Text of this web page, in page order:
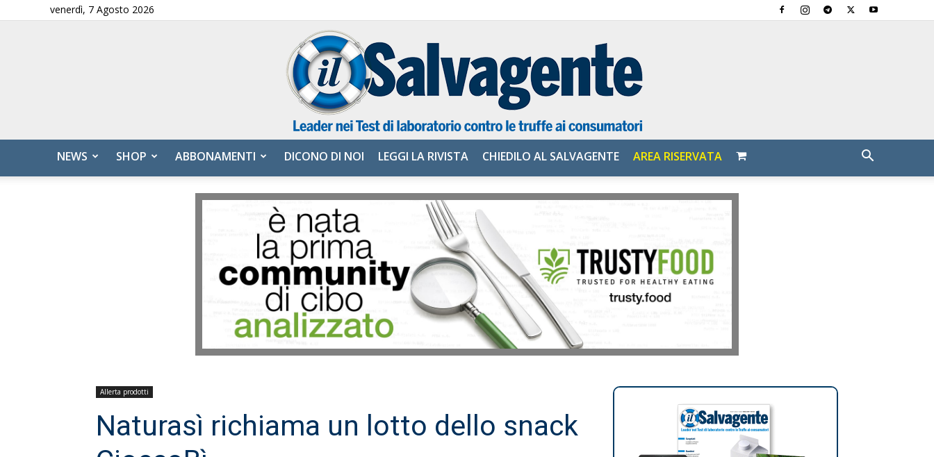
venerdì, 7 Agosto 2026
Salvagente
NEWS SHOP ABBONAMENTI DICONO DI NOI LEGGI LA RIVISTA CHIEDILO AL SALVAGENTE AREA RISERVATA
Allerta prodotti
Naturasì richiama un lotto dello snack